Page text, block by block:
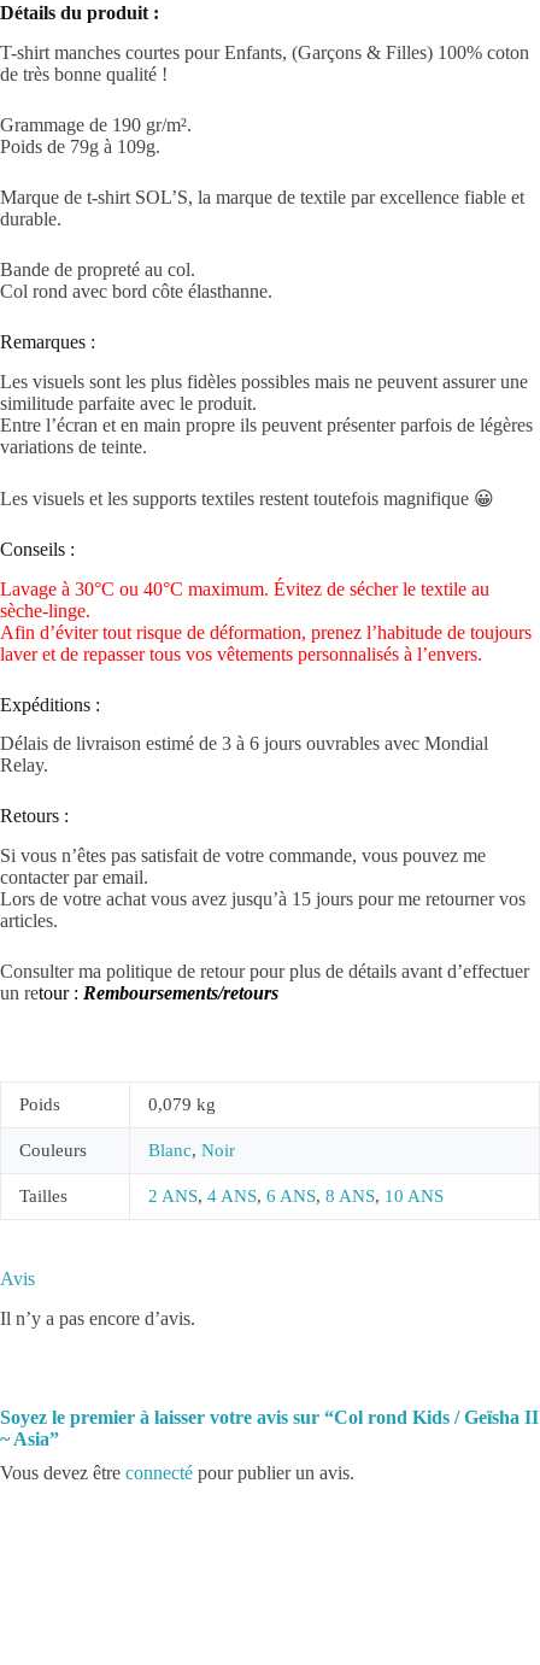
Détails du produit :
T-shirt manches courtes pour Enfants, (Garçons & Filles) 100% coton
de très bonne qualité !
Grammage de 190 gr/m².
Poids de 79g à 109g.
Marque de t-shirt SOL’S, la marque de textile par excellence fiable et
durable.
Bande de propreté au col.
Col rond avec bord côte élasthanne.
Remarques :
Les visuels sont les plus fidèles possibles mais ne peuvent assurer une
similitude parfaite avec le produit.
Entre l’écran et en main propre ils peuvent présenter parfois de légères
variations de teinte.
Les visuels et les supports textiles restent toutefois magnifique 😀
Conseils :
Lavage à 30°C ou 40°C maximum. Évitez de sécher le textile au
sèche-linge.
Afin d’éviter tout risque de déformation, prenez l’habitude de toujours
laver et de repasser tous vos vêtements personnalisés à l’envers.
Expéditions :
Délais de livraison estimé de 3 à 6 jours ouvrables avec Mondial
Relay.
Retours :
Si vous n’êtes pas satisfait de votre commande, vous pouvez me
contacter par email.
Lors de votre achat vous avez jusqu’à 15 jours pour me retourner vos
articles.
Consulter ma politique de retour pour plus de détails avant d’effectuer
un retour : Remboursements/retours
Poids 0,079 kg
Couleurs Blanc, Noir
Tailles 2 ANS, 4 ANS, 6 ANS, 8 ANS, 10 ANS
Avis
Il n’y a pas encore d’avis.
Soyez le premier à laisser votre avis sur “Col rond Kids / Geïsha II
~ Asia”
Vous devez être connecté pour publier un avis.